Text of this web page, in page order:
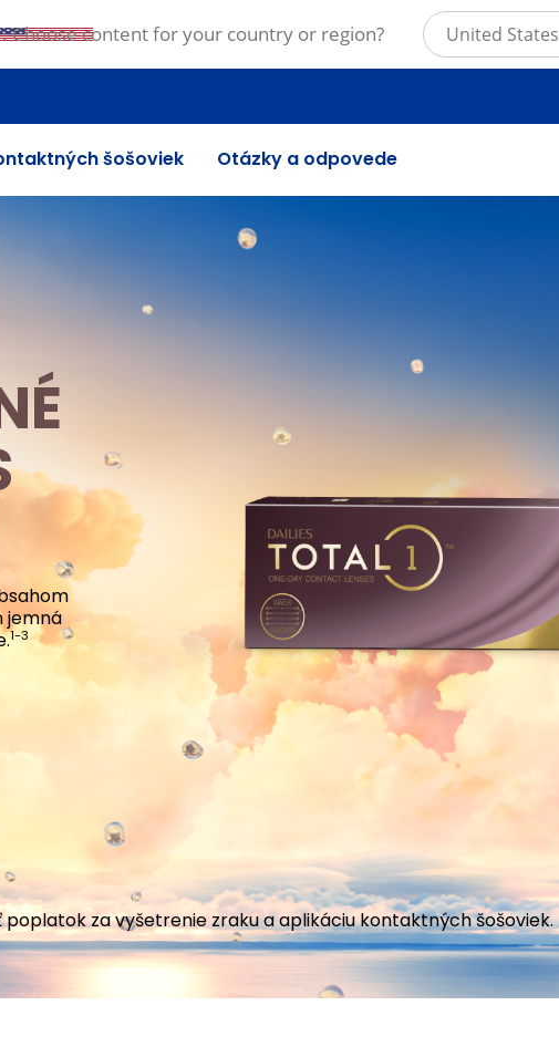
šošoviek Otázky a odpovede
jemná
1-3
za vyšetrenie zraku a aplikáciu kontaktných šošoviek.
. Choose content for your country or region? United States